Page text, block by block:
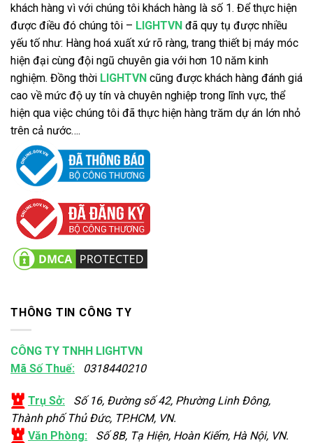
khách hàng vì với chúng tôi khách hàng là số 1. Để thực hiện
được điều đó chúng tôi – LIGHTVN đã quy tụ được nhiều
yếu tố như: Hàng hoá xuất xứ rõ ràng, trang thiết bị máy móc
hiện đại cùng đội ngũ chuyên gia với hơn 10 năm kinh
nghiệm. Đồng thời LIGHTVN cũng được khách hàng đánh giá
cao về mức độ uy tín và chuyên nghiệp trong lĩnh vực, thể
hiện qua việc chúng tôi đã thực hiện hàng trăm dự án lớn nhỏ
trên cả nước….
THÔNG TIN CÔNG TY
CÔNG TY TNHH LIGHTVN
Mã Số Thuế: 0318440210
Trụ Sở: Số 16, Đường số 42, Phường Linh Đông,
Thành phố Thủ Đức, TP.HCM, VN.
Văn Phòng: Số 8B, Tạ Hiện, Hoàn Kiếm, Hà Nội, VN.